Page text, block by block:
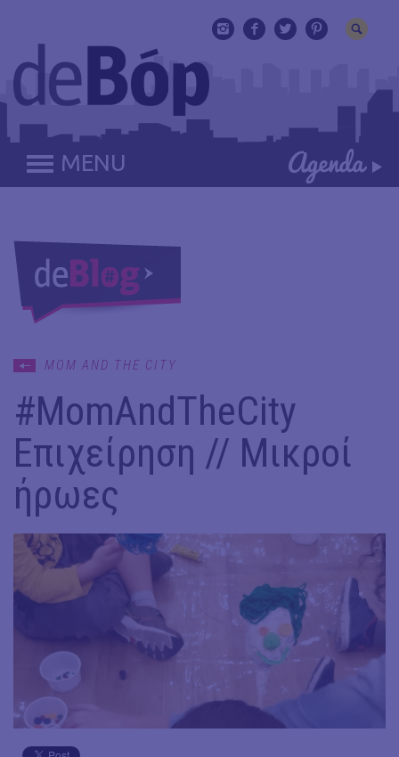
MENU
MOM AND THE CITY
#MomAndTheCity
Επιχείρηση // Μικροί
ήρωες